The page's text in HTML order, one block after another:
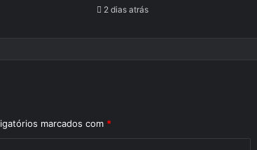
2 dias atrás
marcados com *